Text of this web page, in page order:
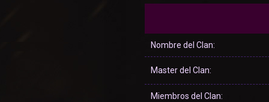
Nombre del Clan:
Master del Clan:
Miembros del Clan: